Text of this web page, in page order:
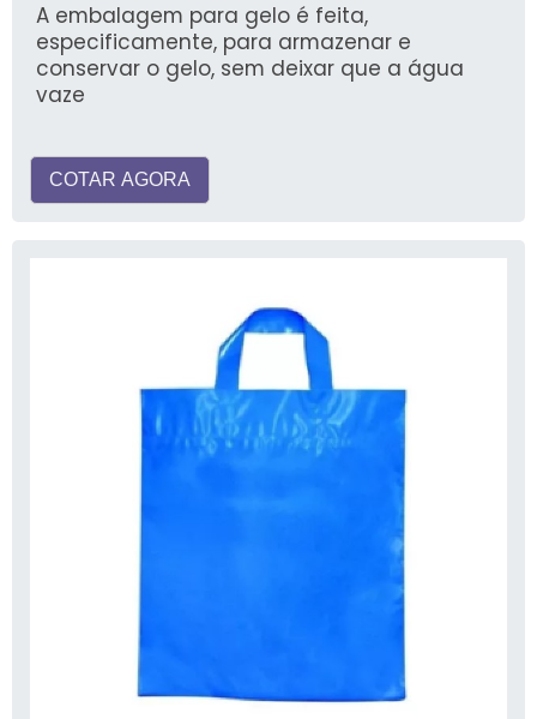
A embalagem para gelo é feita,
especificamente, para armazenar e
conservar o gelo, sem deixar que a água
vaze
COTAR AGORA